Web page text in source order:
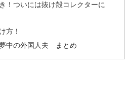
！ついには抜け殻コレクターに
方！
中の外国人夫 まとめ